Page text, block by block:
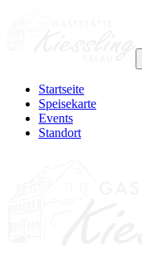
Startseite
Speisekarte
Events
Standort